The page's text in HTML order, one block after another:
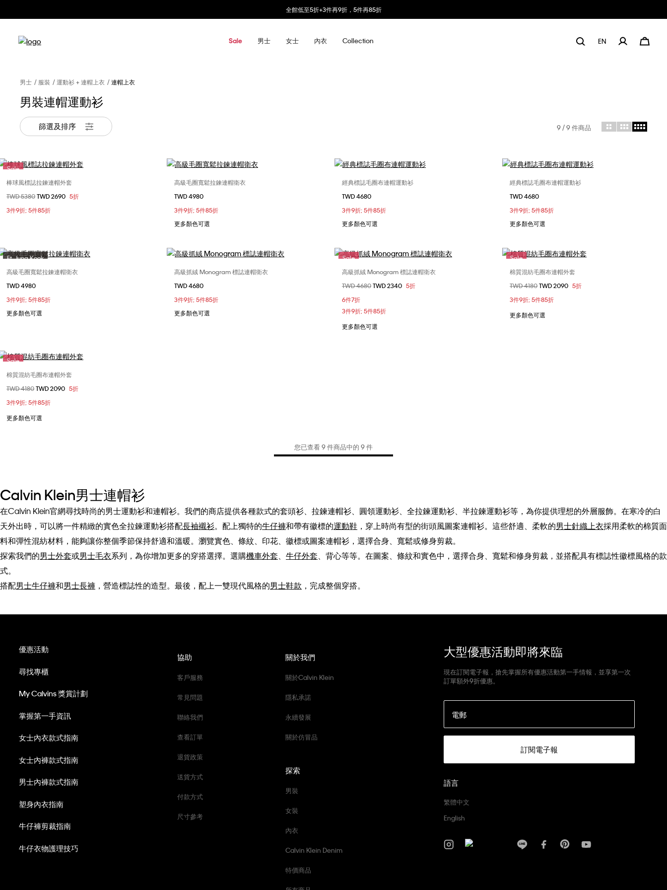
全館低至5折+3件再9折，5件再85折
Sale 男士 女士 內衣 Collection EN
男士 服裝 運動衫 + 連帽上衣 連帽上衣
男裝連帽運動衫
篩選及排序 9 / 9 件商品
Sale
選擇您的尺碼
棒球風標誌拉鍊連帽外套
價格扣減從
TWD 5380至
TWD 2690 5折
3件9折; 5件85折
選擇您的尺碼
高級毛圈寬鬆拉鍊連帽衛衣
TWD 4980
3件9折; 5件85折
更多顏色可選
選擇您的尺碼
經典標誌毛圈布連帽運動衫
TWD 4680
3件9折; 5件85折
更多顏色可選
選擇您的尺碼
經典標誌毛圈布連帽運動衫
TWD 4680
3件9折; 5件85折
更多顏色可選
Ft. Jung Kook
選擇您的尺碼
高級毛圈寬鬆拉鍊連帽衛衣
TWD 4980
3件9折; 5件85折
更多顏色可選
選擇您的尺碼
高級抓絨 Monogram 標誌連帽衛衣
TWD 4680
3件9折; 5件85折
更多顏色可選
Sale
選擇您的尺碼
高級抓絨 Monogram 標誌連帽衛衣
價格扣減從
TWD 4680至
TWD 2340 5折
6件7折
3件9折; 5件85折
更多顏色可選
Sale
選擇您的尺碼
S
M
棉質混紡毛圈布連帽外套
價格扣減從
TWD 4180至
TWD 2090 5折
3件9折; 5件85折
更多顏色可選
Sale
選擇您的尺碼
M
棉質混紡毛圈布連帽外套
價格扣減從
TWD 4180至
TWD 2090 5折
3件9折; 5件85折
更多顏色可選
您已查看 9 件商品中的 9 件
Calvin Klein男士連帽衫
在Calvin Klein官網尋找時尚的男士運動衫和連帽衫。我們的商店提供各種款式的套頭衫、拉鍊連帽衫、圓領運動衫、全拉鍊運動衫、半拉鍊運動衫等，為你提供理想的外層服飾。在寒冷的白
天外出時，可以將一件精緻的實色全拉鍊運動衫搭配長袖襯衫。配上獨特的牛仔褲和帶有徽標的運動鞋 ，穿上時尚有型的街頭風圖案連帽衫。這些舒適、柔軟的男士針織上衣採用柔軟的棉質面
料和彈性混紡材料，能夠讓你整個季節保持舒適和溫暖。瀏覽實色、條紋、印花、徽標或圖案連帽衫，選擇合身、寬鬆或修身剪裁。
探索我們的男士外套或男士毛衣系列，為你增加更多的穿搭選擇。選購機車外套 牛仔外套 、背心等等。在圖案、條紋和實色中，選擇合身、寬鬆和修身剪裁，並搭配具有標誌性徽標風格的款
式。
搭配男士牛仔褲和男士長褲 ，營造標誌性的造型。最後，配上一雙現代風格的男士鞋款 ，完成整個穿搭。
大型優惠活動即將來臨
現在訂閱電子報，搶先掌握所有優惠活動第一手情報，並享第一次
訂單額外9折優惠。
電郵
訂閱電子報
語言
繁體中文
English
協助
客戶服務
常見問題
聯絡我們
查看訂單
退貨政策
送貨方式
付款方式
尺寸參考
優惠活動
尋找專櫃
My Calvins 獎賞計劃
掌握第一手資訊
女士內衣款式指南
女士內褲款式指南
男士內褲款式指南
塑身內衣指南
牛仔褲剪裁指南
牛仔衣物護理技巧
探索
男裝
女裝
內衣
Calvin Klein Denim
特價商品
關於我們
關於Calvin Klein
隱私承諾
永續發展
關於仿冒品